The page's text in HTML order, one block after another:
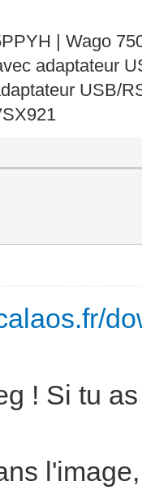
| Wago
adaptateur
USB/
! Si tu